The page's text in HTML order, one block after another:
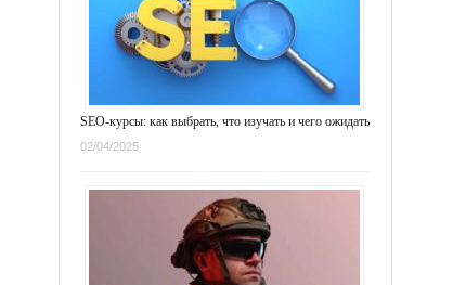
SEO-курсы: как выбрать, что изучать и чего ожидать
02/04/2025